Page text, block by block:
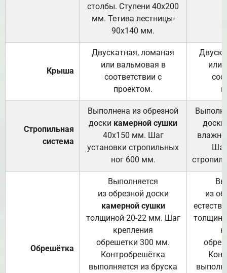
столбы. Ступени 40х200
мм. Тетива лестницы-
90х140 мм.
Крыша
Двускатная, ломаная
или вальмовая в
соответствии с
проектом.
или
Стропильная
система
Выполнена из обрезной
доски камерной сушки
40х150 мм. Шаг
установки стропильных
ног 600 мм.
доски
Обрешётка
Выполняется
из обрезной доски
камерной сушки
толщиной 20-22 мм. Шаг
крепления
обрешетки 300 мм.
Контробрешётка
выполняется из бруска
из